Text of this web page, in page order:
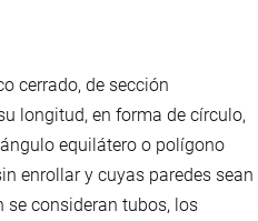
cerrado, de sección
longitud, en forma de círculo,
equilátero o polígono
enrollar y cuyas paredes sean
se consideran tubos, los